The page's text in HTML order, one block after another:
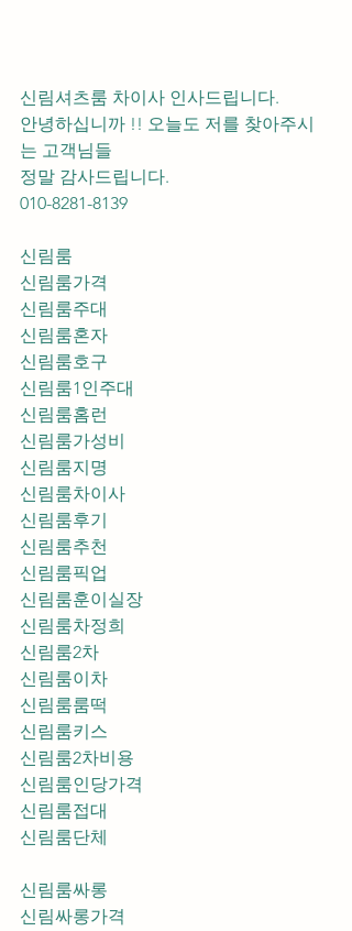
신림셔츠룸 차이사 인사드립니다.
안녕하십니까 !! 오늘도 저를 찾아주시
는 고객님들
정말 감사드립니다.
010-8281-8139
신림룸
신림룸가격
신림룸주대
신림룸혼자
신림룸호구
신림룸1인주대
신림룸홈런
신림룸가성비
신림룸지명
신림룸차이사
신림룸후기
신림룸추천
신림룸훈이실장
신림룸차정희
신림룸2차
신림룸이차
신림룸룸떡
신림룸키스
신림룸2차비용
신림룸인당가격
신림룸접대
신림룸단체
신림룸싸롱
신림싸롱가격